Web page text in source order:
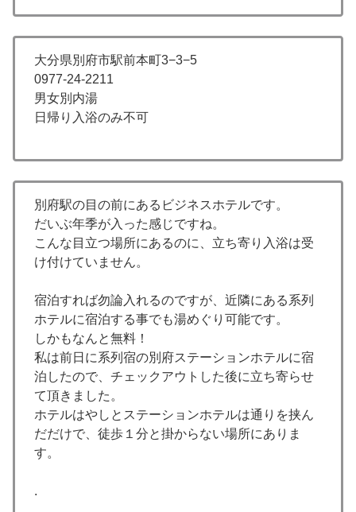
大分県別府市駅前本町3−3−5
0977-24-2211
男女別内湯
日帰り入浴のみ不可
別府駅の目の前にあるビジネスホテルです。
だいぶ年季が入った感じですね。
こんな目立つ場所にあるのに、立ち寄り入浴は受
け付けていません。
宿泊すれば勿論入れるのですが、近隣にある系列
ホテルに宿泊する事でも湯めぐり可能です。
しかもなんと無料！
私は前日に系列宿の別府ステーションホテルに宿
泊したので、チェックアウトした後に立ち寄らせ
て頂きました。
ホテルはやしとステーションホテルは通りを挟ん
だだけで、徒歩１分と掛からない場所にありま
す。
.